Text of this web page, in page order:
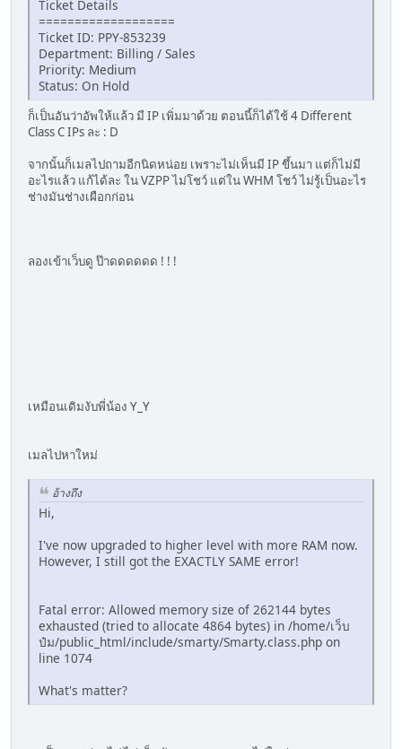
Ticket Details
===================
Ticket ID: PPY-853239
Department: Billing / Sales
Priority: Medium
Status: On Hold
ก็เป็นอันว่าอัพให้แล้ว มี IP เพิ่มมาด้วย ตอนนี้ก็ได้ใช้ 4 Different
Class C IPs ละ : D
จากนั้นก็เมลไปถามอีกนิดหน่อย เพราะไม่เห็นมี IP ขึ้นมา แต่ก็ไม่มี
อะไรแล้ว แก้ได้ละ ใน VZPP ไม่โชว์ แต่ใน WHM โชว์ ไม่รู้เป็นอะไร
ช่างมันช่างเผือกก่อน
ลองเข้าเว็บดู ป๊าดดดดดด ! ! !
เหมือนเดิมงับพี่น้อง Y_Y
เมลไปหาใหม่
อ้างถึง
Hi,
I've now upgraded to higher level with more RAM now.
However, I still got the EXACTLY SAME error!
Fatal error: Allowed memory size of 262144 bytes
exhausted (tried to allocate 4864 bytes) in /home/เว็บ
ป๋ม/public_html/include/smarty/Smarty.class.php on
line 1074
What's matter?